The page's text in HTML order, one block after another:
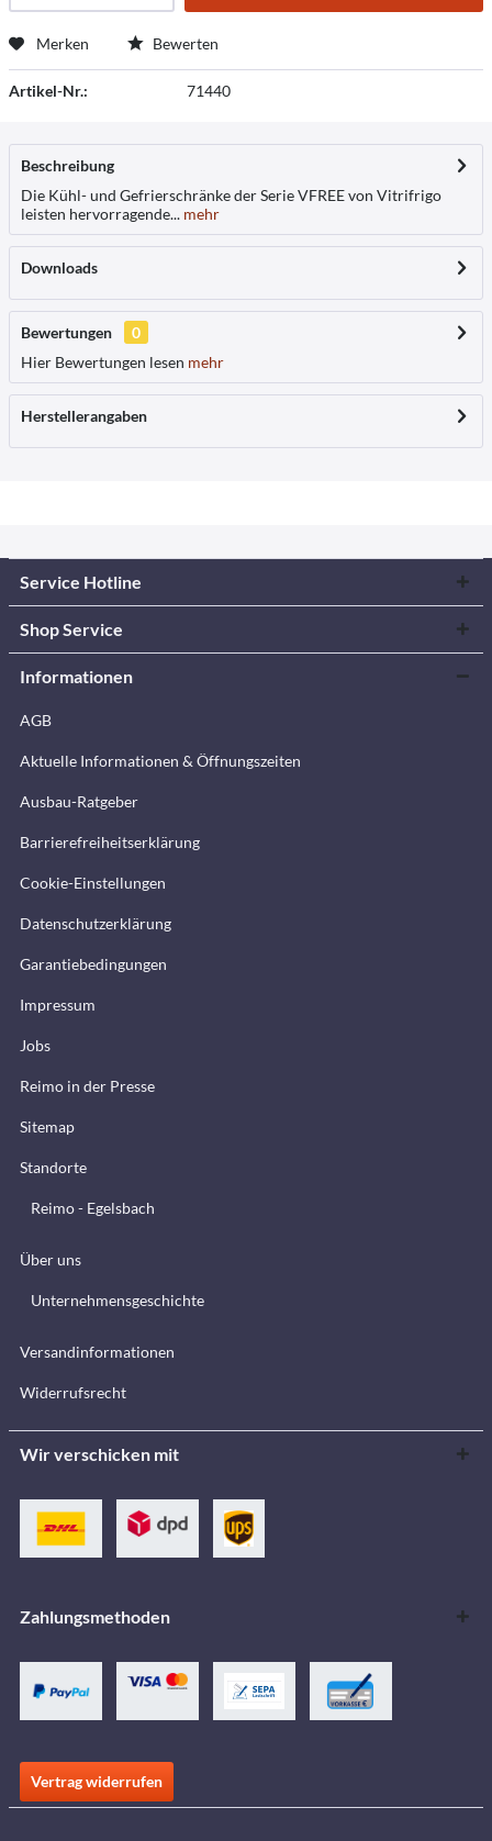
Merken Bewerten
Artikel-Nr.: 71440
Beschreibung
Die Kühl- und Gefrierschränke der Serie VFREE von Vitrifrigo
leisten hervorragende... mehr
Downloads
Bewertungen
0
Hier Bewertungen lesen mehr
Herstellerangaben
Service Hotline
Shop Service
Informationen
AGB
Aktuelle Informationen & Öffnungszeiten
Ausbau-Ratgeber
Barrierefreiheitserklärung
Cookie-Einstellungen
Datenschutzerklärung
Garantiebedingungen
Impressum
Jobs
Reimo in der Presse
Sitemap
Standorte
Reimo - Egelsbach
Über uns
Unternehmensgeschichte
Versandinformationen
Widerrufsrecht
Wir verschicken mit
Zahlungsmethoden
Vertrag widerrufen